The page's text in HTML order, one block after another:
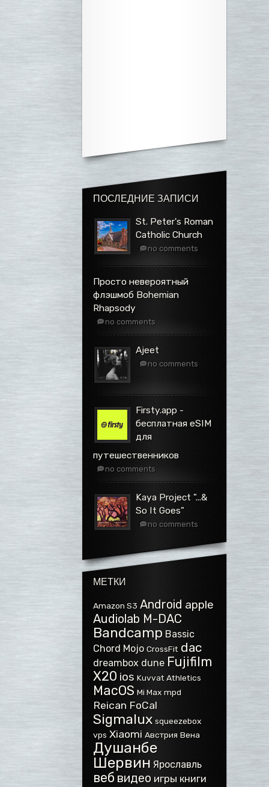
ПОСЛЕДНИЕ ЗАПИСИ
St. Peter's Roman
Catholic Church
no comments
Просто невероятный
флэшмоб Bohemian
Rhapsody
no comments
Ajeet
no comments
Firsty.app -
бесплатная eSIM
для
путешественников
no comments
Kaya Project ".​.​.​&
So It Goes"
no comments
МЕТКИ
Amazon S3 Android apple
Audiolab M-DAC
Bandcamp Bassic
Chord Mojo CrossFit dac
dreambox dune Fujifilm
X20 ios Kuvvat Athletics
MacOS Mi Max mpd
Reican FoCal
Sigmalux squeezebox
vps Xiaomi Австрия Вена
Душанбе
Шервин Ярославль
веб видео игры книги